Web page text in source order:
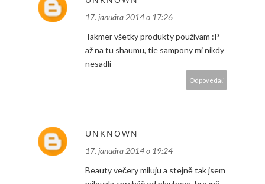
17. januára 2014 o 17:26
Takmer všetky produkty používam :P
až na tu shaumu, tie sampony mi nikdy
nesadli
Odpovedať
UNKNOWN
17. januára 2014 o 19:24
Beauty večery miluju a stejně tak jsem